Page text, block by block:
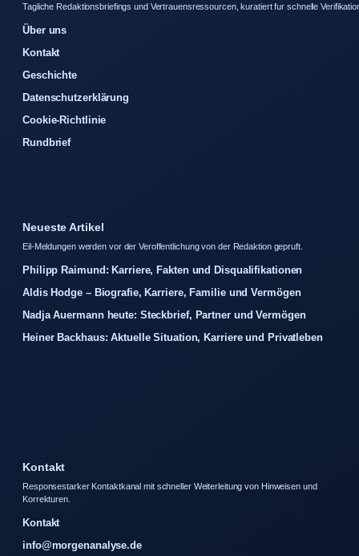
Tagliche Redaktionsbriefings und Vertrauensressourcen, kuratiert fur schnelle
Über uns
Kontakt
Geschichte
Datenschutzerklärung
Cookie-Richtlinie
Rundbrief
Neueste Artikel
Eil-Meldungen werden vor der Veroffentlichung von der Redaktion gepruft.
Philipp Raimund: Karriere, Fakten und Disqualifikationen
Aldis Hodge – Biografie, Karriere, Familie und Vermögen
Nadja Auermann heute: Steckbrief, Partner und Vermögen
Heiner Backhaus: Aktuelle Situation, Karriere und Privatleben
Kontakt
Responsestarker Kontaktkanal mit schneller Weiterleitung von Hinweisen und
Korrekturen.
Kontakt
info@morgenanalyse.de